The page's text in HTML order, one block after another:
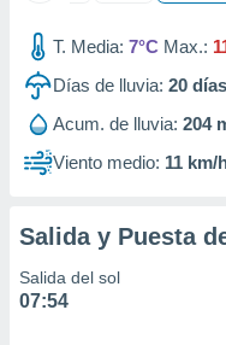
mediante
publicidad
publicidad
de
T. Media: 7°C Max.:
Días de lluvia: 20 días
Acum. de lluvia: 204
Viento medio: 11 km/
Salida y Puesta
Salida del sol
07:54